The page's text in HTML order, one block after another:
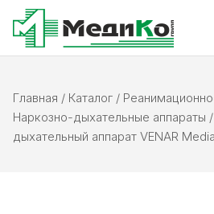
Главная / Каталог /
Наркозно-дыхательные аппараты /
дыхательный аппарат VENAR Media